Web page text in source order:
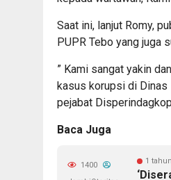
Saat ini, lanjut Romy,
PUPR Tebo yang juga
” Kami sangat yakin
kasus korupsi di Dinas
pejabat
Baca Juga
1
1400